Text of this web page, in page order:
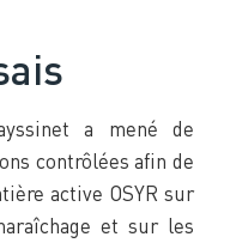
a mené de
contrôlées afin de
active OSYR sur
et sur les